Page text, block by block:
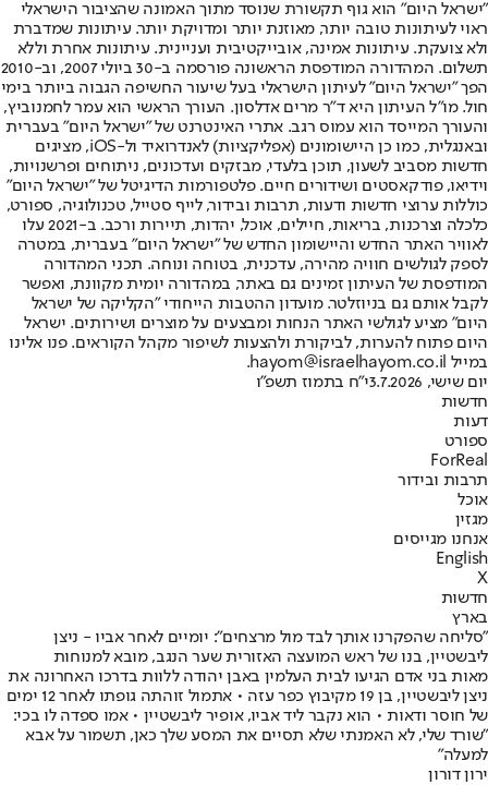
"ישראל היום" הוא גוף תקשורת שנוסד מתוך האמונה שהציבור הישראלי
ראוי לעיתונות טובה יותר, מאוזנת יותר ומדויקת יותר. עיתונות שמדברת
ולא צועקת. עיתונות אמינה, אובייקטיבית ועניינית. עיתונות אחרת וללא
תשלום. המהדורה המודפסת הראשונה פורסמה ב-30 ביולי 2007, וב-2010
הפך "ישראל היום" לעיתון הישראלי בעל שיעור החשיפה הגבוה ביותר בימי
חול. מו"ל העיתון היא ד"ר מרים אדלסון. העורך הראשי הוא עמר לחמנוביץ,
והעורך המייסד הוא עמוס רגב. אתרי האינטרנט של "ישראל היום" בעברית
ובאנגלית, כמו כן היישומונים (אפליקציות) לאנדרואיד ול-iOS, מציגים
חדשות מסביב לשעון, תוכן בלעדי, מבזקים ועדכונים, ניתוחים ופרשנויות,
וידיאו, פודקאסטים ושידורים חיים. פלטפורמות הדיגיטל של "ישראל היום"
כוללות ערוצי חדשות ודעות, תרבות ובידור, לייף סטייל, טכנולוגיה, ספורט,
כלכלה וצרכנות, בריאות, חיילים, אוכל, יהדות, תיירות ורכב. ב-2021 עלו
לאוויר האתר החדש והיישומון החדש של "ישראל היום" בעברית, במטרה
לספק לגולשים חוויה מהירה, עדכנית, בטוחה ונוחה. תכני המהדורה
המודפסת של העיתון זמינים גם באתר, במהדורה יומית מקוונת, ואפשר
לקבל אותם גם בניוזלטר. מועדון ההטבות הייחודי "הקליקה של ישראל
היום" מציע לגולשי האתר הנחות ומבצעים על מוצרים ושירותים. ישראל
היום פתוח להערות, לביקורת ולהצעות לשיפור מקהל הקוראים. פנו אלינו
במייל hayom@israelhayom.co.il.
יום שישי, 3.7.2026
י"ח בתמוז תשפ"ו
חדשות
דעות
ספורט
ForReal
תרבות ובידור
אוכל
מגזין
אנחנו מגייסים
English
X
חדשות
בארץ
"סליחה שהפקרנו אותך לבד מול מרצחים": יומיים לאחר אביו - ניצן
ליבשטיין, בנו של ראש המועצה האזורית שער הנגב, מובא למנוחות
מאות בני אדם הגיעו לבית העלמין באבן יהודה ללוות בדרכו האחרונה את
ניצן ליבשטיין, בן 19 מקיבוץ כפר עזה • אתמול זוהתה גופתו לאחר 12 ימים
של חוסר ודאות • הוא נקבר ליד אביו, אופיר ליבשטיין • אמו ספדה לו בכי:
"שורד שלי, לא האמנתי שלא תסיים את המסע שלך כאן, תשמור על אבא
למעלה"
ירון דורון